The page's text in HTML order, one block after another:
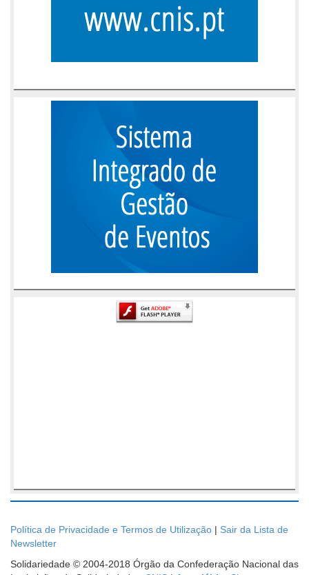
Política de Privacidade e Termos de Utilização | Sair da Lista de
Newsletter
Solidariedade © 2004-2018 Órgão da Confederação Nacional das